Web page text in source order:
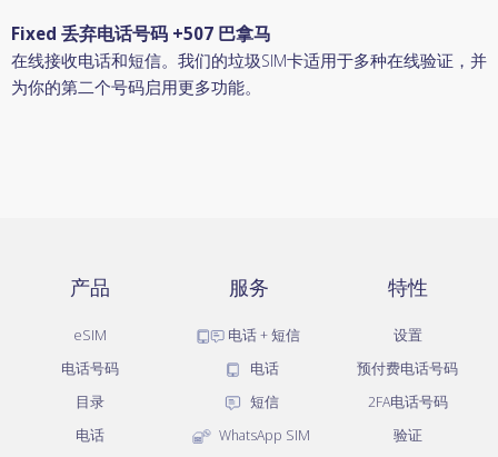
Fixed 丢弃电话号码 +507 巴拿马
在线接收电话和短信。我们的垃圾SIM卡适用于多种在线验证，并
为你的第二个号码启用更多功能。
产品
eSIM
电话号码
目录
电话
服务
电话 + 短信
电话
短信
WhatsApp SIM
特性
设置
预付费电话号码
2FA电话号码
验证